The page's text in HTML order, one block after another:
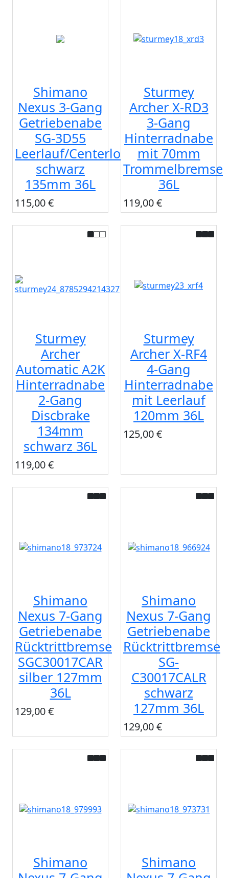
Shimano
Nexus 3-Gang
Getriebenabe
SG-3D55
Leerlauf/Centerlock
schwarz
135mm 36L
115,00 €
Sturmey
Archer X-RD3
3-Gang
Hinterradnabe
mit 70mm
Trommelbremse
36L
119,00 €
Sturmey
Archer
Automatic A2K
Hinterradnabe
2-Gang
Discbrake
134mm
schwarz 36L
119,00 €
Sturmey
Archer X-RF4
4-Gang
Hinterradnabe
mit Leerlauf
120mm 36L
125,00 €
Shimano
Nexus 7-Gang
Getriebenabe
Rücktrittbremse
SGC30017CAR
silber 127mm
36L
129,00 €
Shimano
Nexus 7-Gang
Getriebenabe
Rücktrittbremse
SG-
C30017CALR
schwarz
127mm 36L
129,00 €
Shimano
Shimano